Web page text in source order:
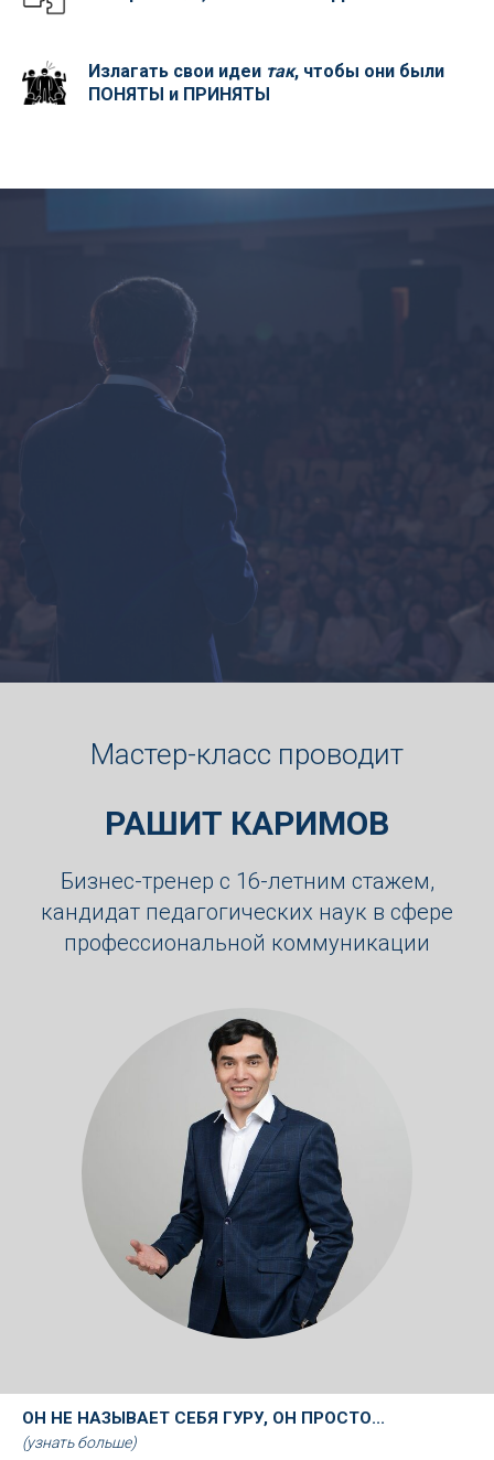
Излагать свои идеи так, чтобы они были
ПОНЯТЫ и ПРИНЯТЫ
Мастер-класс проводит
РАШИТ КАРИМОВ
Бизнес-тренер с 16-летним стажем,
кандидат педагогических наук в сфере
профессиональной коммуникации
ОН НЕ НАЗЫВАЕТ СЕБЯ ГУРУ, ОН ПРОСТО...
(узнать больше)